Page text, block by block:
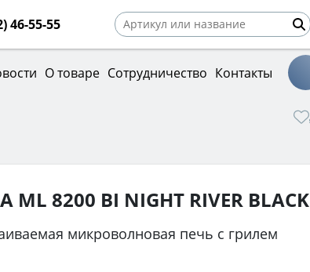
46-55-55
О товаре Сотрудничество Контакты
ML 8200 BI NIGHT RIVER BLACK
микроволновая печь с грилем